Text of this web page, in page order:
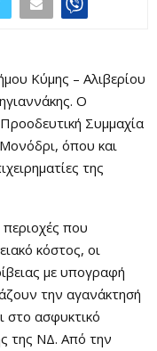
Κύμης – Αλιβερίου
Ο
Συμμαχία
όπου και
της
περιοχές που
κόστος, οι
με υπογραφή
την αγανάκτησή
στο ασφυκτικό
της ΝΔ. Από την